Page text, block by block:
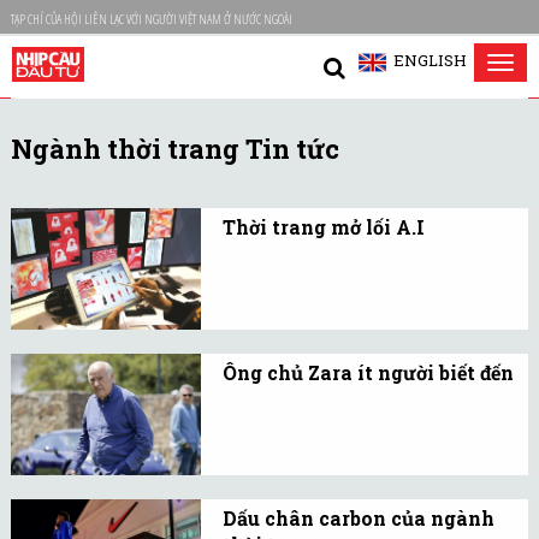
TẠP CHÍ CỦA HỘI LIÊN LẠC VỚI NGƯỜI VIỆT NAM Ở NƯỚC NGOÀI
ENGLISH
Ngành thời trang Tin tức
Thời trang mở lối A.I
quốc gia xuất khẩu dệt
may hàng đầu?
Ông chủ Zara ít người biết đến
biểu tượng của sự thành
công trong ngành thời
Dấu chân carbon của ngành